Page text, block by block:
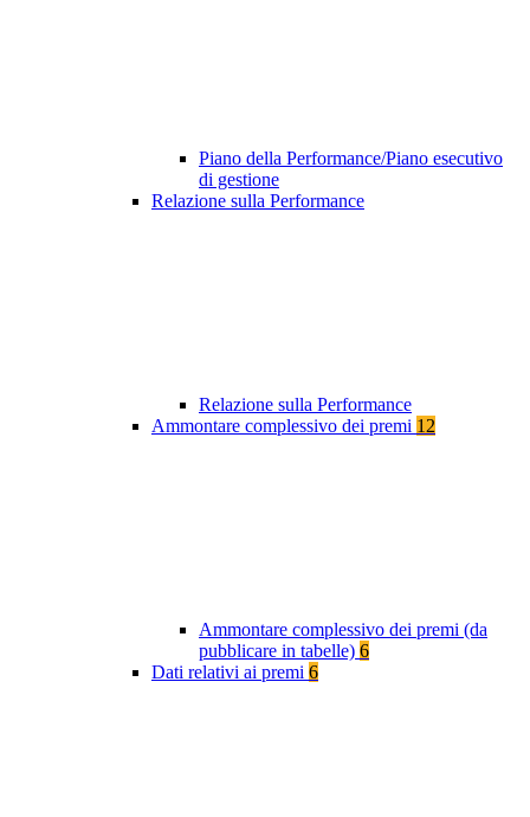
Piano della Performance/Piano esecutivo
di gestione
Relazione sulla Performance
Relazione sulla Performance
Ammontare complessivo dei premi 12
Ammontare complessivo dei premi (da
pubblicare in tabelle) 6
Dati relativi ai premi 6